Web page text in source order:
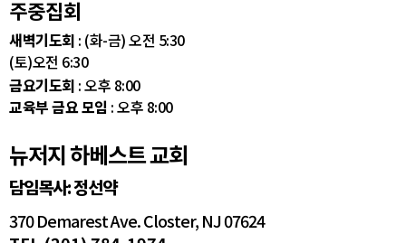
주중집회
새벽기도회 : (화-금) 오전 5:30
(토)오전 6:30
금요기도회 : 오후 8:00
교육부 금요 모임 : 오후 8:00
뉴저지 하베스트 교회
담임목사: 정선약
370 Demarest Ave. Closter, NJ 07624